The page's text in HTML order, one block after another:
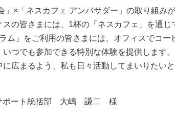
」×「ネスカフェ アンバサダー」の取り組み
の皆さまには、1杯の「ネスカフェ」を通じ
ム」をご利用の皆さまには、オフィスでコー
つでも参加できる特別な体験を提供します
広まるよう、私も日々活動してまいりたいと
サポート統括部 大嶋 謙二 様